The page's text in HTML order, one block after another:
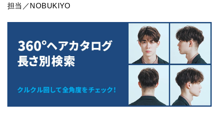
担当／NOBUKIYO